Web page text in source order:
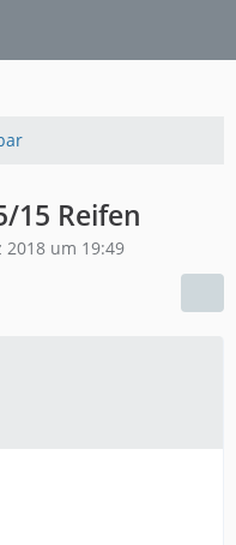
15 Reifen
2018 um 19:49